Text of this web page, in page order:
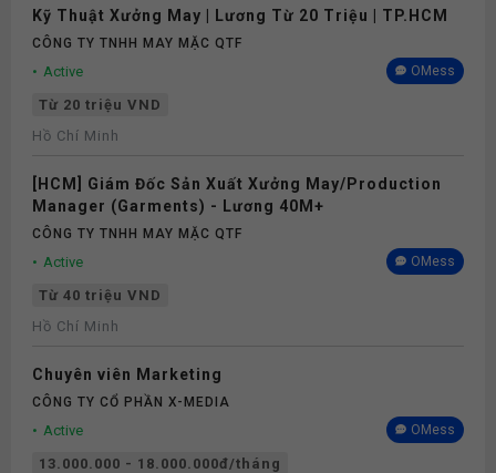
Kỹ Thuật Xưởng May | Lương Từ 20 Triệu | TP.HCM
CÔNG TY TNHH MAY MẶC QTF
Active OMess
Từ 20 triệu VND
Hồ Chí Minh
[HCM] Giám Đốc Sản Xuất Xưởng May/Production
Manager (Garments) - Lương 40M+
CÔNG TY TNHH MAY MẶC QTF
Active OMess
Từ 40 triệu VND
Hồ Chí Minh
Chuyên viên Marketing
CÔNG TY CỔ PHẦN X-MEDIA
Active OMess
13.000.000 - 18.000.000đ/tháng